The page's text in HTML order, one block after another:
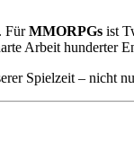
FürMMORPGs ist
Arbeit hunderter
Spielzeit – nicht